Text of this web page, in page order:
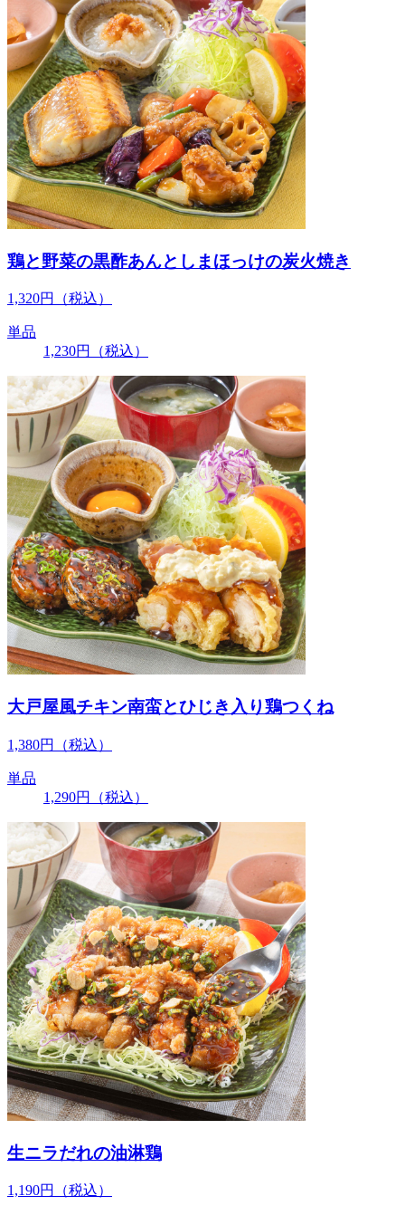
鶏と野菜の黒酢あんとしまほっけの炭火焼き
1,320円 （税込）
単品
1,230円 （税込）
大戸屋風チキン南蛮とひじき入り鶏つくね
1,380円 （税込）
単品
1,290円 （税込）
生ニラだれの油淋鶏
1,190円 （税込）